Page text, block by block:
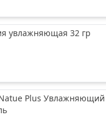
увлажняющая 32 гр
Plus